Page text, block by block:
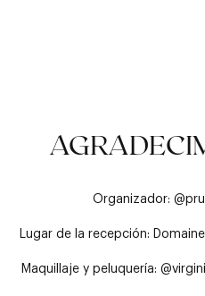
Organizador:
Lugar de la recepción:
Maquillaje y peluquería: